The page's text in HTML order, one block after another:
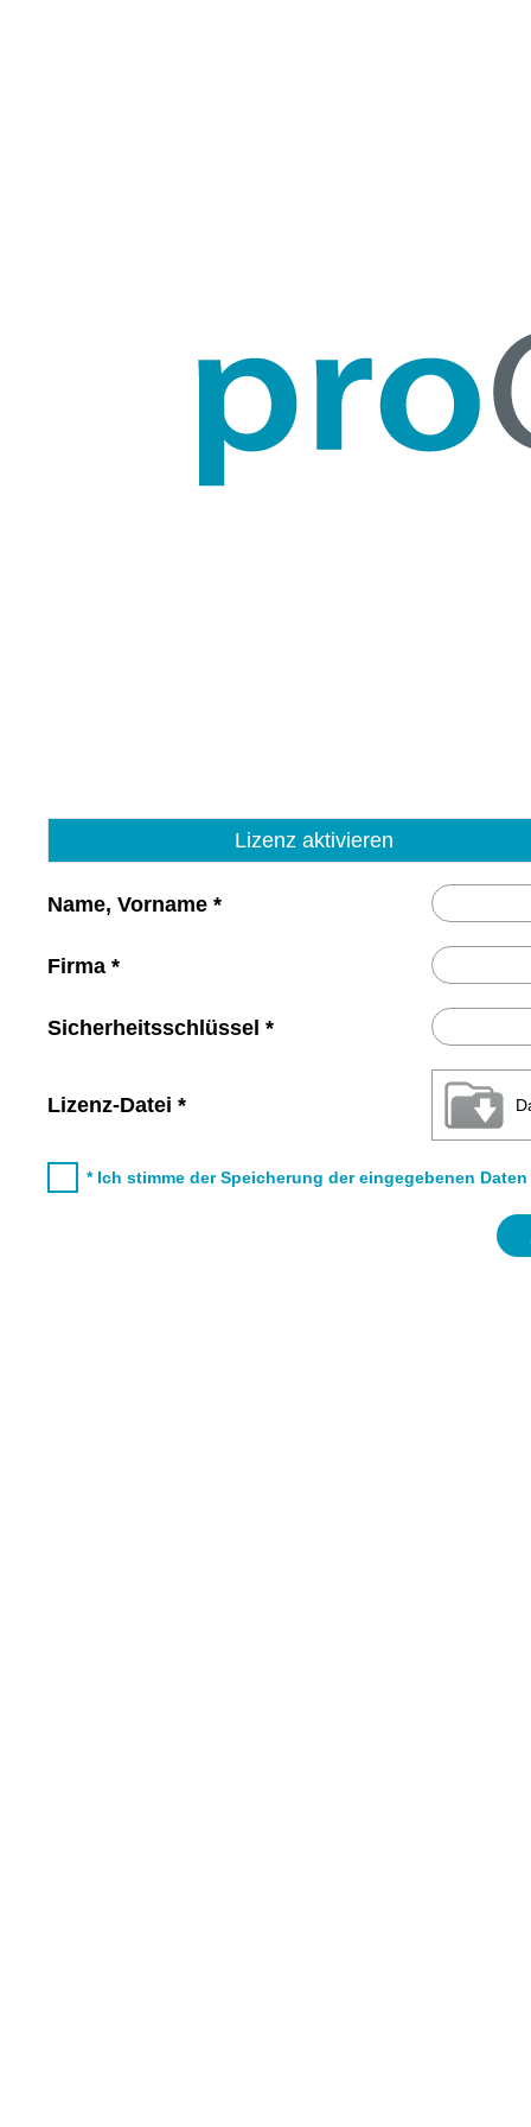
Lizenz aktivieren
Name, Vorname *
Firma *
Sicherheitsschlüssel *
Lizenz-Datei *
* Ich stimme der Speicherung der eingegebenen